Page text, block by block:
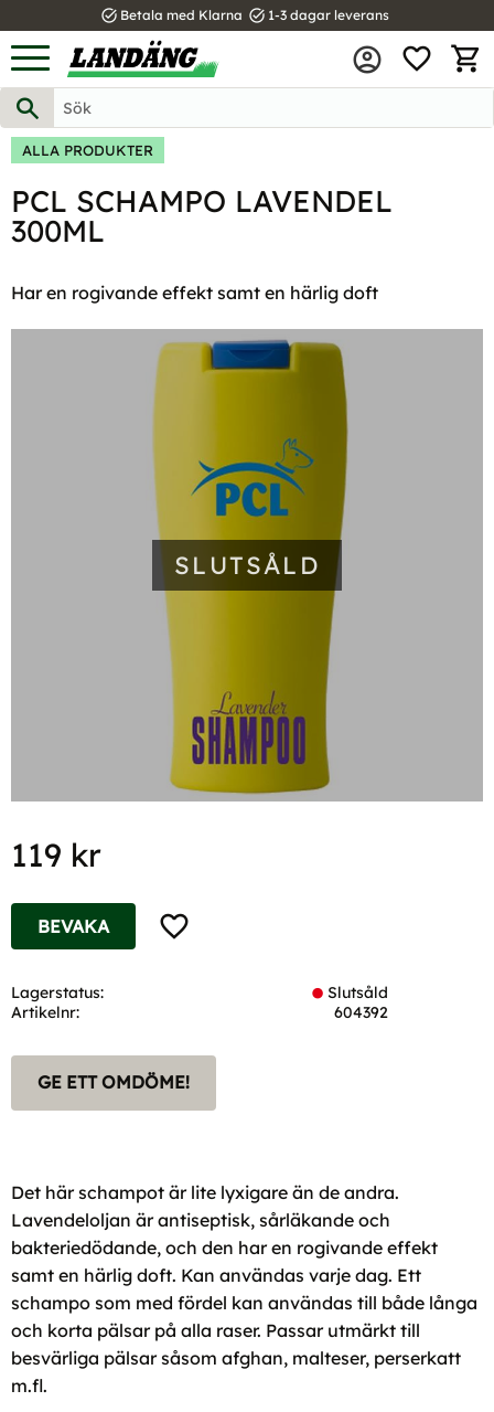
Meny
task_alt Betala med Klarna task_alt 1-3 dagar leverans
ALLA PRODUKTER
PCL SCHAMPO LAVENDEL
300ML
Har en rogivande effekt samt en härlig doft
SLUTSÅLD
119 kr
Lägg till i favoriter
BEVAKA
Lagerstatus
Slutsåld
Artikelnr
604392
GE ETT OMDÖME!
Det här schampot är lite lyxigare än de andra.
Lavendeloljan är antiseptisk, sårläkande och
bakteriedödande, och den har en rogivande effekt
samt en härlig doft. Kan användas varje dag. Ett
schampo som med fördel kan användas till både långa
och korta pälsar på alla raser. Passar utmärkt till
besvärliga pälsar såsom afghan, malteser, perserkatt
m.fl.